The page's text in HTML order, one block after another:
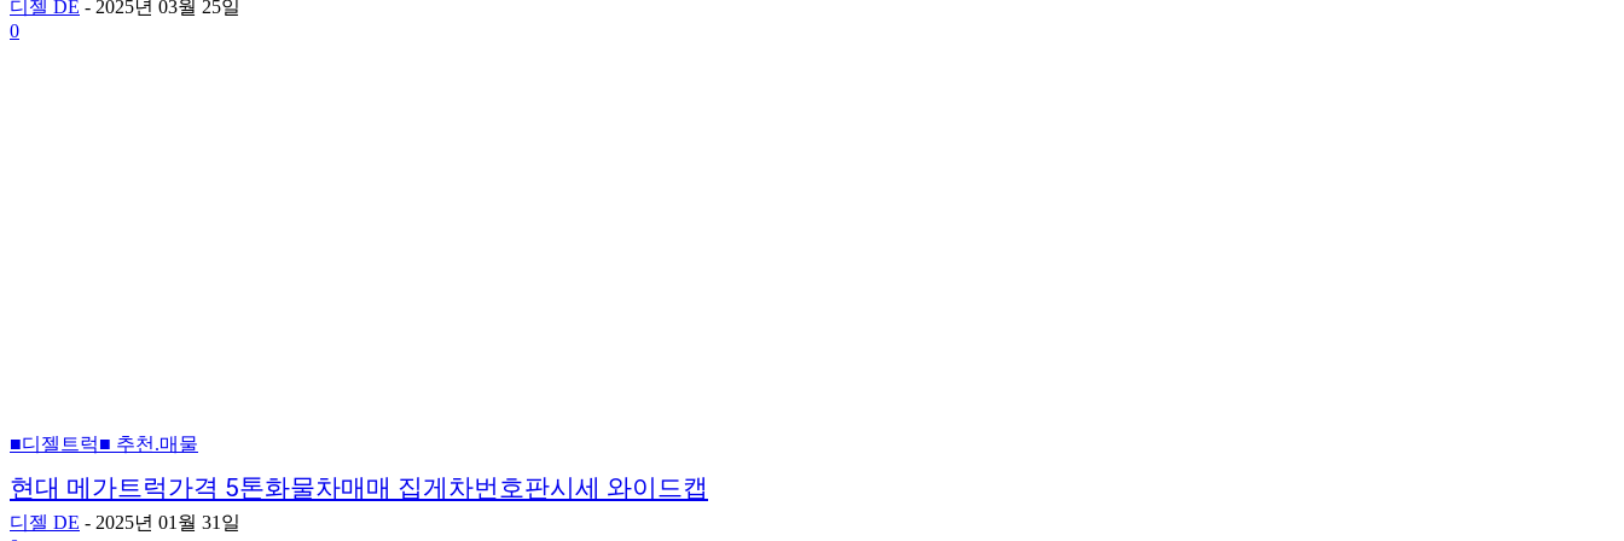
디젤 DE - 2025년 03월 25일
0
■디젤트럭■ 추천.매물
현대 메가트럭가격 5톤화물차매매 집게차번호판시세 와이드캡
디젤 DE - 2025년 01월 31일